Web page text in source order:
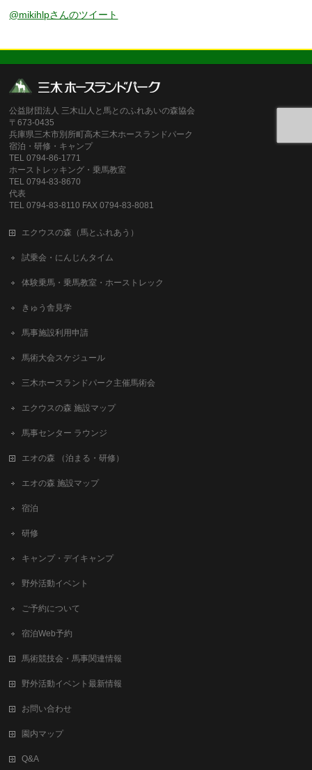
@mikihlpさんのツイート
公益財団法人 三木山人と馬とのふれあいの森協会
〒673-0435
兵庫県三木市別所町高木三木ホースランドパーク
宿泊・研修・キャンプ
TEL 0794-86-1771
ホーストレッキング・乗馬教室
TEL 0794-83-8670
代表
TEL 0794-83-8110 FAX 0794-83-8081
エクウスの森（馬とふれあう）
試乗会・にんじんタイム
体験乗馬・乗馬教室・ホーストレック
きゅう舎見学
馬事施設利用申請
馬術大会スケジュール
三木ホースランドパーク主催馬術会
エクウスの森 施設マップ
馬事センター ラウンジ
エオの森 （泊まる・研修）
エオの森 施設マップ
宿泊
研修
キャンプ・デイキャンプ
野外活動イベント
ご予約について
宿泊Web予約
馬術競技会・馬事関連情報
野外活動イベント最新情報
お問い合わせ
園内マップ
Q&A